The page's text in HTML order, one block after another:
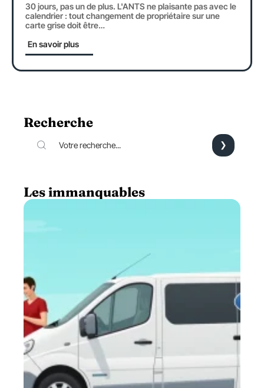
30 jours, pas un de plus. L'ANTS ne plaisante pas avec le
calendrier : tout changement de propriétaire sur une
carte grise doit être…
En savoir plus
Recherche
Les immanquables